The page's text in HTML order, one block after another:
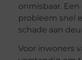
onmisbaar.
probleem snel
schade aan
Voor inwoners